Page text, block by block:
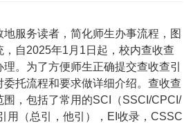
地服务读者，简化师生办事流程，图
自2025年1月1日起，校内查收查
。为了方便师生正确提交查收查引
托流程和要求做详细介绍。查收查
围，包括了常用的SCI（SSCI/CPCI/
用（总引，他引），EI收录，CSSC